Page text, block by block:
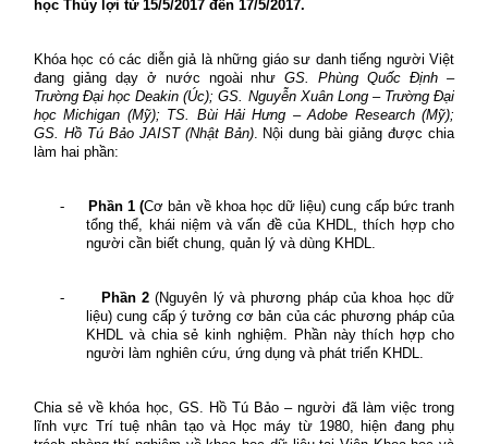
học Thủy lợi từ 15/5/2017 đến 17/5/2017.
Khóa học có các diễn giả là những giáo sư danh tiếng người Việt
đang giảng dạy ở nước ngoài nhưGS. Phùng Quốc Định –
Trường Đại học Deakin (Úc); GS. Nguyễn Xuân Long – Trường Đại
học Michigan (Mỹ); TS. Bùi Hải Hưng – Adobe Research (Mỹ);
GS. Hồ Tú Bảo JAIST (Nhật Bản). Nội dung bài giảng được chia
làm hai phần:
- Phần 1 (Cơ bản về khoa học dữ liệu) cung cấp bức tranh
tổng thể, khái niệm và vấn đề của KHDL, thích hợp cho
người cần biết chung, quản lý và dùng KHDL.
- Phần 2(Nguyên lý và phương pháp của khoa học dữ
liệu) cung cấp ý tưởng cơ bản của các phương pháp của
KHDL và chia sẻ kinh nghiệm. Phần này thích hợp cho
người làm nghiên cứu, ứng dụng và phát triển KHDL.
Chia sẻ về khóa học, GS. Hồ Tú Bảo – người đã làm việc trong
lĩnh vực Trí tuệ nhân tạo và Học máy từ 1980, hiện đang phụ